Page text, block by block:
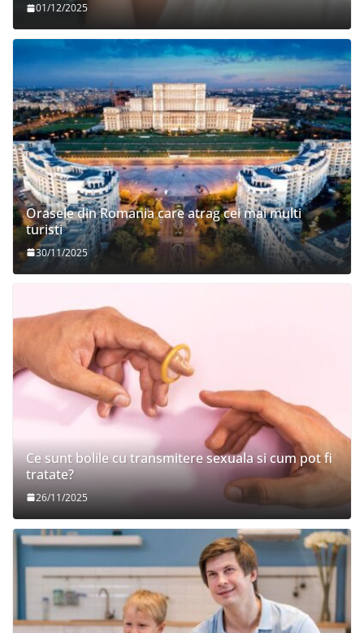
01/12/2025
Orasele din Romania care atrag cei mai multi
turisti
30/11/2025
Ce sunt bolile cu transmitere sexuala si cum pot fi
tratate?
26/11/2025